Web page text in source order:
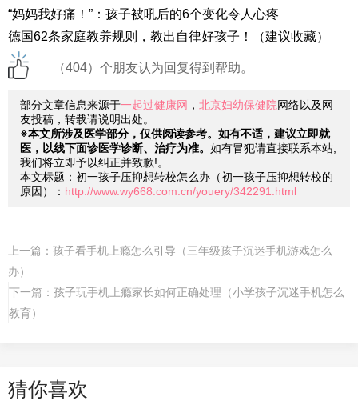
“妈妈我好痛！”：孩子被吼后的6个变化令人心疼
德国62条家庭教养规则，教出自律好孩子！（建议收藏）
（404）个朋友认为回复得到帮助。
部分文章信息来源于一起过健康网 ， 北京妇幼保健院网络以及网
友投稿，转载请说明出处。
※本文所涉及医学部分，仅供阅读参考。如有不适，建议立即就
医，以线下面诊医学诊断、治疗为准。 如有冒犯请直接联系本站,
我们将立即予以纠正并致歉!。
本文标题：初一孩子压抑想转校怎么办（初一孩子压抑想转校的
原因）： http://www.wy668.com.cn/youery/342291.html
上一篇： 孩子看手机上瘾怎么引导（三年级孩子沉迷手机游戏怎么
办）
下一篇： 孩子玩手机上瘾家长如何正确处理（小学孩子沉迷手机怎么
教育）
猜你喜欢